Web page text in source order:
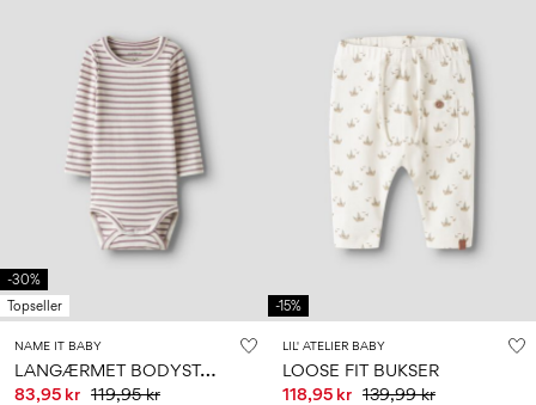
-30%
Topseller
NAME IT BABY
L
ANGÆRMET BODYSTOCKING
83,95 kr 119,95 kr
-15%
LIL' ATELIER BABY
LOOSE FIT BUKSER
118,95 kr 139,99 kr